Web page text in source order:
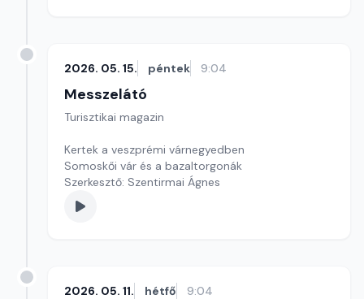
2026. 05. 15. péntek 9:04
Messzelátó
Turisztikai magazin
Kertek a veszprémi várnegyedben
Somoskői vár és a bazaltorgonák
Szerkesztő: Szentirmai Ágnes
2026. 05. 11. hétfő 9:04